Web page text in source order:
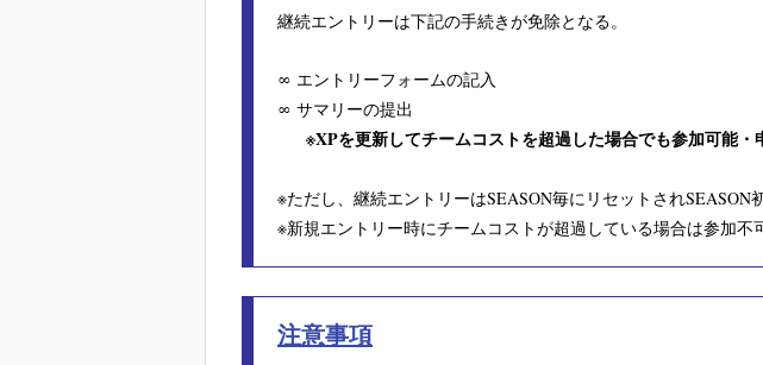
継続エントリーは下記の手続きが免除となる。
∞ エントリーフォームの記入
∞ サマリーの提出
※XPを更新してチームコストを超過した場合でも参加可能・
※ただし、継続エントリーはSEASON毎にリセットされSEASON
※新規エントリー時にチームコストが超過している場合は参加不
注意事項